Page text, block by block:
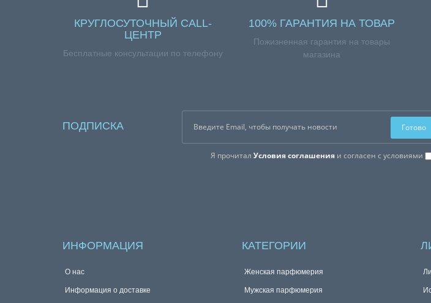
КРУГЛОСУТОЧНЫЙ CALL-
ЦЕНТР
Бесплатные консультации по телефону
100% ГАРАНТИЯ НА ТОВАР
Пожизненная гарантия на товары
магазина
ПОДПИСКА
Я прочиталУсловия соглашения и согласен с условиями
Готово
ИНФОРМАЦИЯ
О нас
Информация о доставке
КАТЕГОРИИ
Женская парфюмерия
Мужская парфюмерия